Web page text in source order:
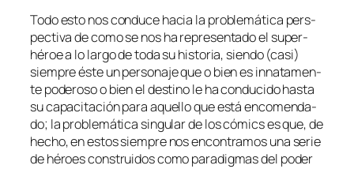
Todo es­to nos con­du­ce ha­cia la pro­ble­má­ti­ca pers­
pec­ti­va de co­mo se nos ha re­pre­sen­ta­do el super-
héroe a lo lar­go de to­da su his­to­ria, sien­do (ca­si)
siem­pre és­te un per­so­na­je que o bien es in­na­ta­men­
te po­de­ro­so o bien el des­tino le ha con­du­ci­do has­ta
su ca­pa­ci­ta­ción pa­ra aque­llo que es­tá en­co­men­da­
do; la pro­ble­má­ti­ca sin­gu­lar de los có­mics es que, de
he­cho, en es­tos siem­pre nos en­con­tra­mos una se­rie
de hé­roes cons­trui­dos co­mo pa­ra­dig­mas del po­der